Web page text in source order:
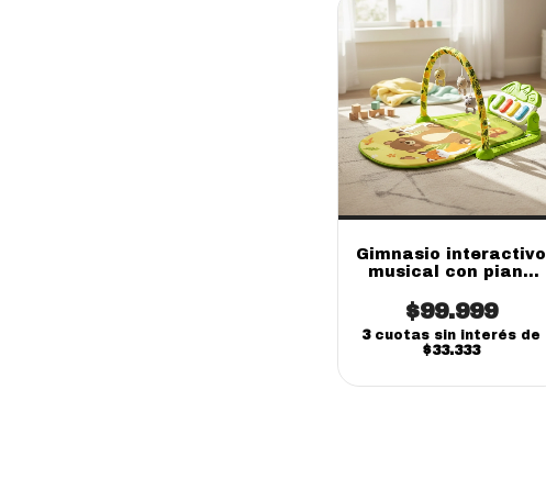
Gimnasio interactivo
musical con piano
$99.999
3 cuotas sin interés de
$33.333